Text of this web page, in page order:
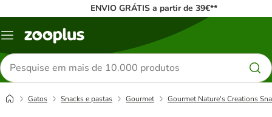
ENVIO GRÁTIS a partir de 39€**
Menu
Pesquisar
produtos
Gatos Snacks e pastas Gourmet Gourmet Nature's Creations